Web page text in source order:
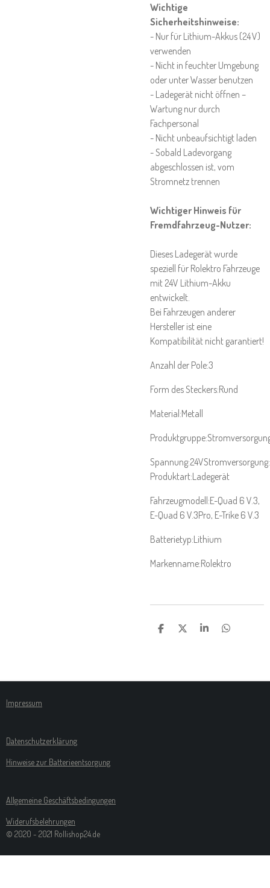
Wichtige
Sicherheitshinweise:
- Nur für Lithium-Akkus (24 V)
verwenden
- Nicht in feuchter Umgebung
oder unter Wasser benutzen
- Ladegerät nicht öffnen –
Wartung nur durch
Fachpersonal
- Nicht unbeaufsichtigt laden
- Sobald Ladevorgang
abgeschlossen ist, vom
Stromnetz trennen
Wichtiger Hinweis für
Fremdfahrzeug-Nutzer:
Dieses Ladegerät wurde
speziell für Rolektro Fahrzeuge
mit 24V Lithium-Akku
entwickelt.
Bei Fahrzeugen anderer
Hersteller ist eine
Kompatibilität nicht garantiert!
Anzahl der Pole:3
Form des Steckers:Rund
Material:Metall
Spannung:24VStromversorgung:
Produktart:Ladegerät
Fahrzeugmodell:E-Quad 6 V.3,
E-Quad 6 V.3Pro, E-Trike 6 V.3
Batterietyp:Lithium
Markenname:Rolektro
T
N
T
N
T
N
T
N
Impressum
Datenschutzerklärung
Hinweise zur Batterieentsorgung
Allgemeine Geschäftsbedingungen
Widerufsbelehrungen
© 2020 - 2021 Rollishop24.de